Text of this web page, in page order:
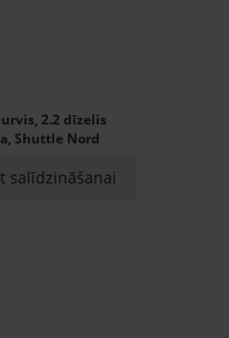
2.2 dīzelis
Shuttle Nord
salīdzināšanai